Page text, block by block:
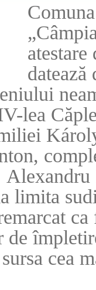
datează
lea
limita
cea